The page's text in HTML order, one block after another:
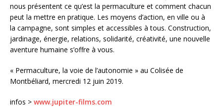
nous présentent ce qu’est la permaculture et comment chacun
peut la mettre en pratique. Les moyens d’action, en ville ou à
la campagne, sont simples et accessibles à tous. Construction,
jardinage, énergie, relations, solidarité, créativité, une nouvelle
aventure humaine s’offre à vous.
« Permaculture, la voie de l’autonomie » au Colisée de
Montbéliard, mercredi 12 juin 2019.
infos > www.jupiter-films.com